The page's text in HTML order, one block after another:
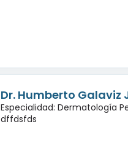
Dr. Humberto Galaviz
Especialidad: Dermatología
dffdsfds